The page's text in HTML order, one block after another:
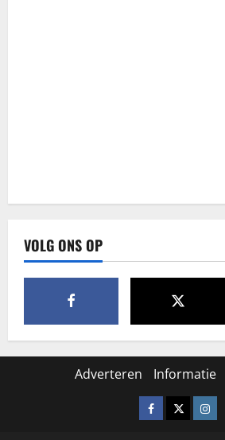
VOLG ONS OP
Adverteren Informatie
Facebook
X